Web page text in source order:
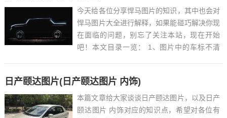
今天给各位分享悍马图片的知识，其中也会对
悍马图片大全进行解释，如果能碰巧解决你现
在面临的问题，别忘了关注本站，现在开始
吧！本文目录一览： 1、图片中的车标不清
日产颐达图片(日产颐达图片 内饰)
本篇文章给大家谈谈日产颐达图片，以及日产
颐达图片 内饰对应的知识点，希望对各位有